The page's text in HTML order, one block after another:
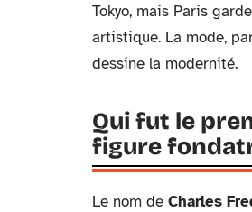
Tokyo, mais Paris
artistique. La mode,
dessine la modernité.
Qui fut le
figure
Le nom de Charles